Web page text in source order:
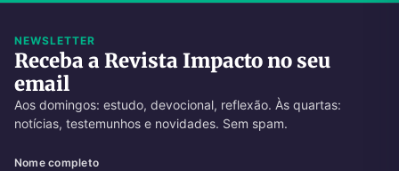
NEWSLETTER
Receba a Revista Impacto no seu
email
Aos domingos: estudo, devocional, reflexão. Às quartas:
notícias, testemunhos e novidades. Sem spam.
Nome completo